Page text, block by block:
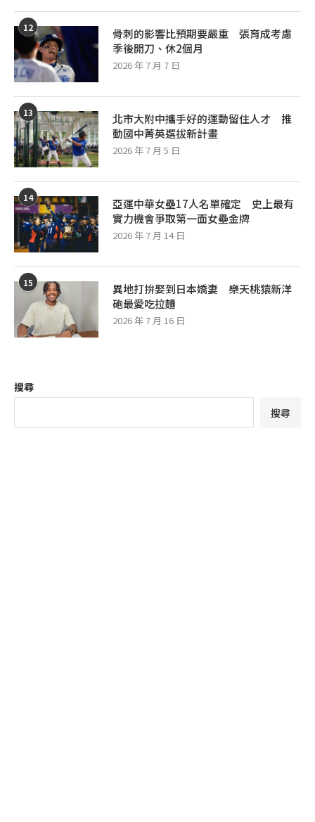
12
骨刺的影響比預期要嚴重 張育成考慮
季後開刀、休2個月
2026 年 7 月 7 日
13
北市大附中攜手好的運動留住人才 推
動國中菁英選拔新計畫
2026 年 7 月 5 日
14
亞運中華女壘17人名單確定 史上最有
實力機會爭取第一面女壘金牌
2026 年 7 月 14 日
15
異地打拚娶到日本嬌妻 樂天桃猿新洋
砲最愛吃拉麵
2026 年 7 月 16 日
搜尋
搜尋